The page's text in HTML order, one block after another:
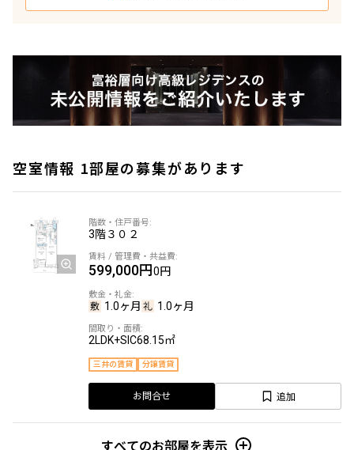
空室情報 1部屋の募集があります
3階３０２
599,000円0円
1.0ヶ月 1.0ヶ月
2LDK+SIC68.15㎡
三井の賃貸 分譲賃貸
お問合せ 追加
すべてのお部屋を表示